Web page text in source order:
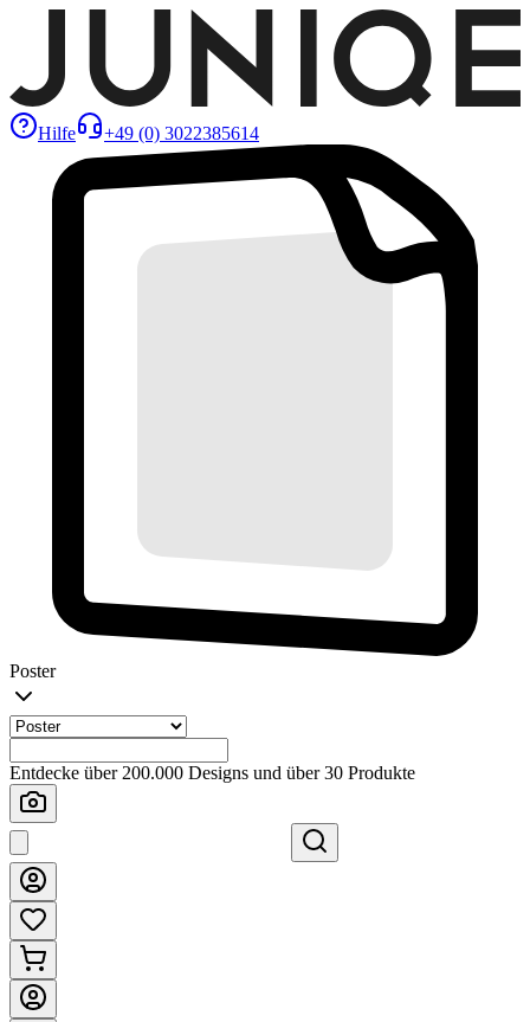
Hilfe +49 (0) 3022385614
Poster
Entdecke über 200.000 Designs und über 30 Produkte